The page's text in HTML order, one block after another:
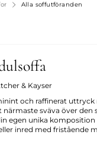
Alla soffutföranden
& Kayser
och raffinerat uttryck
närmaste sväva över den
egen unika
inred med fristående